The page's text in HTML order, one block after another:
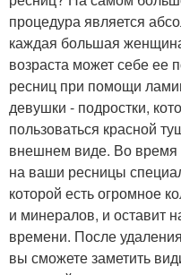
процедура является
каждая большая
возраста может себе ее
ресниц при помощи
девушки - подростки,
пользоваться красной
внешнем виде. Во время
на ваши ресницы
которой есть огромное
и минералов, и оставит
времени. После
вы сможете заметить